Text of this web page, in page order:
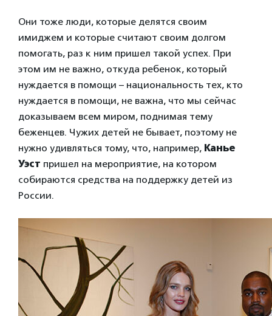
Они тоже люди, которые делятся своим
имиджем и которые считают своим долгом
помогать, раз к ним пришел такой успех. При
этом им не важно, откуда ребенок, который
нуждается в помощи – национальность тех, кто
нуждается в помощи, не важна, что мы сейчас
доказываем всем миром, поднимая тему
беженцев. Чужих детей не бывает, поэтому не
нужно удивляться тому, что, например, Канье
Уэст пришел на мероприятие, на котором
собираются средства на поддержку детей из
России.